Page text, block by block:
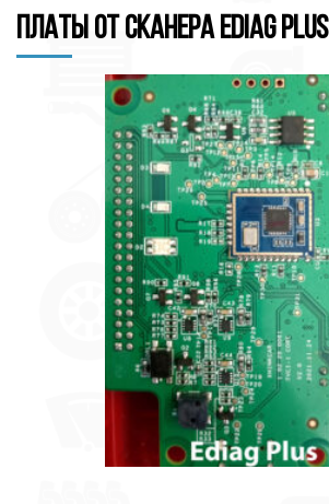
Платы от сканера Ediag Plus